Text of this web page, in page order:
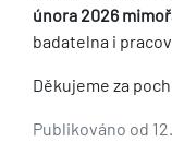
února 2026
badatelna i
Děkujeme za
Publikováno od